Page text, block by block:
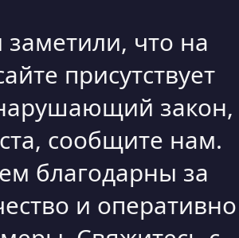
заметили, что на
присутствует
закон,
сообщите нам.
благодарны за
и оперативно